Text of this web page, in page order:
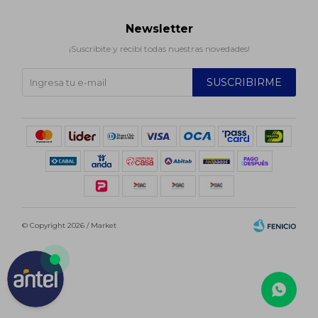
Newsletter
¡Suscribite y recibí todas nuestras novedades!
SUSCRIBIRME
© Copyright 2026 / Market